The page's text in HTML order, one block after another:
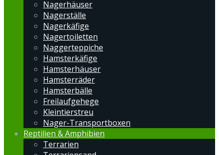
Nagerhäuser
Nagerställe
Nagerkäfige
Nagertoiletten
Naggerteppiche
Hamsterkäfige
Hamsterhäuser
Hamsterräder
Hamsterbälle
Freilaufgehege
Kleintierstreu
Nager-Transportboxen
Reptilien & Amphibien
Terrarien